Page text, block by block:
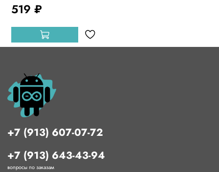
519 ₽
+7 (913) 607-07-72
+7 (913) 643-43-94
вопросы по заказам